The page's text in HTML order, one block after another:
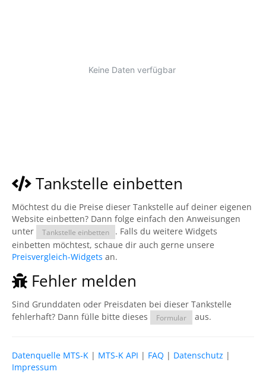
Tankstelle einbetten
Möchtest du die Preise dieser Tankstelle auf deiner eigenen
Website einbetten? Dann folge einfach den Anweisungen
unter
Tankstelle einbetten
. Falls du weitere Widgets
einbetten möchtest, schaue dir auch gerne unsere
Preisvergleich-Widgets an.
Fehler melden
Sind Grunddaten oder Preisdaten bei dieser Tankstelle
fehlerhaft? Dann fülle bitte dieses
Formular aus.
Datenquelle MTS-K | MTS-K API | FAQ | Datenschutz |
Impressum